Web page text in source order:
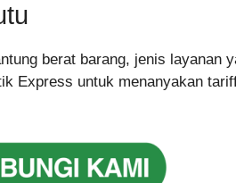
berat barang, jenis layanan
Express untuk menanyakan